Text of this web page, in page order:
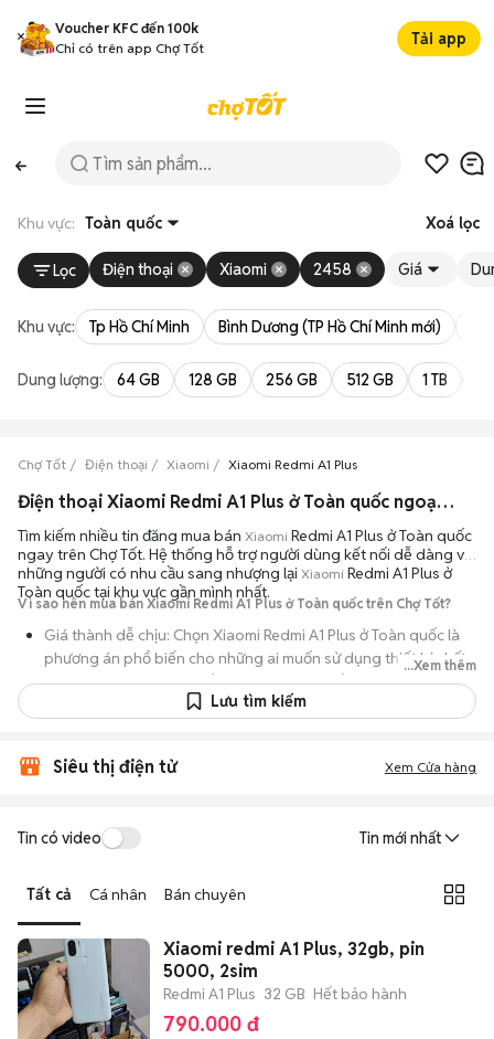
Voucher KFC đến 100k
Chỉ có trên app Chợ Tốt
Tải app
Khu vực: Toàn quốc Xoá lọc
Lọc Điện thoại Xiaomi 2458 Giá
Khu vực: Tp Hồ Chí Minh Bình Dương (TP Hồ Chí Minh mới)
Dung lượng: 64 GB 128 GB 256 GB 512 GB 1 TB
Chợ Tốt Điện thoại Xiaomi Xiaomi Redmi A1 Plus
Điện thoại Xiaomi Redmi A1 Plus ở Toàn quốc ngoại hình đẹp
Tìm kiếm nhiều tin đăng mua bán Xiaomi Redmi A1 Plus ở Toàn quốc
ngay trên Chợ Tốt. Hệ thống hỗ trợ người dùng kết nối dễ dàng với
những người có nhu cầu sang nhượng lại Xiaomi Redmi A1 Plus ở
Toàn quốc tại khu vực gần mình nhất.
Vì sao nên mua bán Xiaomi Redmi A1 Plus ở Toàn quốc trên Chợ Tốt?
Giá thành dễ chịu: Chọn Xiaomi Redmi A1 Plus ở Toàn quốc là
phương án phổ biến cho những ai muốn sử dụng thiết bị chất
lượng nhưng không muốn chi trả mức giá đắt đỏ của máy mới.
Đa dạng người bán: Bạn có thể tìm Xiaomi Redmi A1 Plus ở
đầy đủ các phiên bản dung lượng và màu sắc.
bảo máy hoạt động ổn định.
Tiết kiệm thời gian: Quy trình trao đổi trực tiếp, không qua các
bước chờ đợi vận chuyển rườm rà, tiền trao cháo múc ngay khi
kiểm tra xong.
...Xem thêm
Lưu tìm kiếm
Siêu thị điện tử Xem Cửa hàng
Tin có video Tin mới nhất
Tất cả Cá nhân Bán chuyên
Xiaomi redmi A1 Plus, 32gb, pin
5000, 2sim
Redmi A1 Plus 32 GB Hết bảo hành
790.000 đ